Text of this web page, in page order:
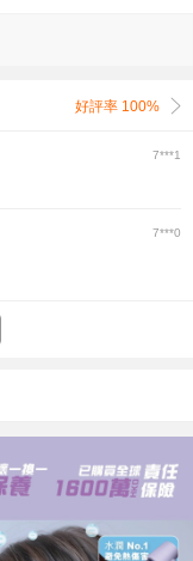
好評率 100%
7***1
7***0